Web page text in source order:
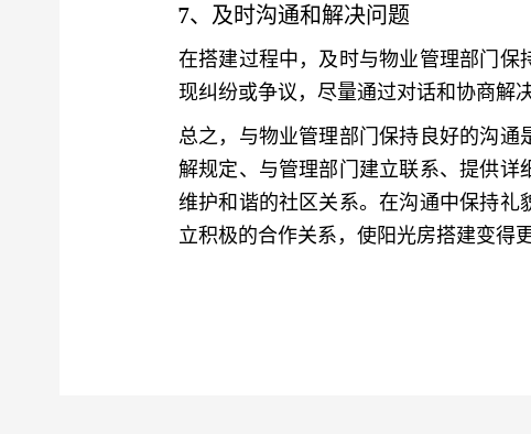
7、及时沟通和解决问题
在搭建过程中，及时与物业管理部门
现纠纷或争议，尽量通过对话和协商解
总之，与物业管理部门保持良好的沟
解规定、与管理部门建立联系、提供
维护和谐的社区关系。在沟通中保持
立积极的合作关系，使阳光房搭建变得